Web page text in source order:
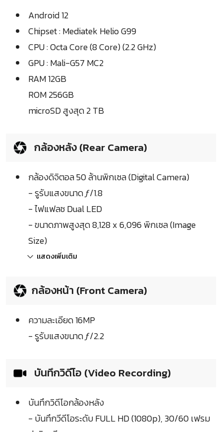
Android 12
Chipset : Mediatek Helio G99
CPU : Octa Core (8 Core) (2.2 GHz)
GPU : Mali-G57 MC2
RAM 12GB
ROM 256GB
microSD สูงสุด 2 TB
กล้องหลัง (Rear Camera)
กล้องดิจิตอล 50 ล้านพิกเซล (Digital Camera)
- รูรับแสงขนาด ƒ/1.8
- ไฟแฟลช Dual LED
- ขนาดภาพสูงสุด 8,128 x 6,096 พิกเซล (Image
Size)
แสดงเพิ่มเติม
กล้องหน้า (Front Camera)
ความละเอียด 16MP
- รูรับแสงขนาด ƒ/2.2
บันทึกวิดีโอ (Video Recording)
บันทึกวิดีโอกล้องหลัง
- บันทึกวีดีโอระดับ FULL HD (1080p), 30/60 เฟรม